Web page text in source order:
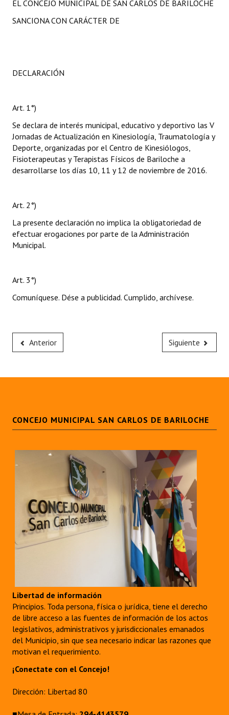
EL CONCEJO MUNICIPAL DE SAN CARLOS DE BARILOCHE
SANCIONA CON CARÁCTER DE
DECLARACIÓN
Art. 1°)
Se declara de interés municipal, educativo y deportivo las V
Jornadas de Actualización en Kinesiología, Traumatología y
Deporte, organizadas por el Centro de Kinesiólogos,
Fisioterapeutas y Terapistas Físicos de Bariloche a
desarrollarse los días 10, 11 y 12 de noviembre de 2016.
Art. 2°)
La presente declaración no implica la obligatoriedad de
efectuar erogaciones por parte de la Administración
Municipal.
Art. 3°)
Comuníquese. Dése a publicidad. Cumplido, archívese.
Anterior Siguiente
CONCEJO MUNICIPAL SAN CARLOS DE BARILOCHE
Libertad de información
Principios. Toda persona, física o jurídica, tiene el derecho
de libre acceso a las fuentes de información de los actos
legislativos, administrativos y jurisdiccionales emanados
del Municipio, sin que sea necesario indicar las razones que
motivan el requerimiento.
¡Conectate con el Concejo!
Dirección: Libertad 80